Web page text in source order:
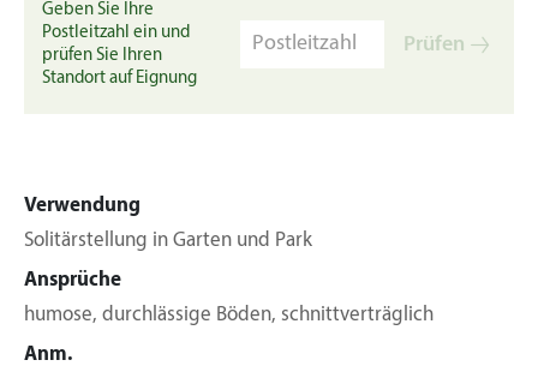
Geben Sie Ihre
Postleitzahl ein und
prüfen Sie Ihren
Standort auf Eignung
Prüfen
Verwendung
Solitärstellung in Garten und Park
Ansprüche
humose, durchlässige Böden, schnittverträglich
Anm.